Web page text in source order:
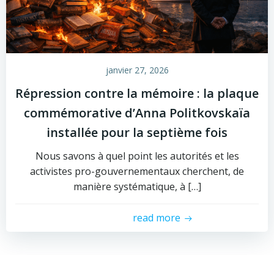
janvier 27, 2026
Répression contre la mémoire : la plaque
commémorative d’Anna Politkovskaïa
installée pour la septième fois
Nous savons à quel point les autorités et les
activistes pro-gouvernementaux cherchent, de
manière systématique, à […]
read more